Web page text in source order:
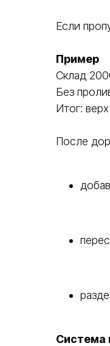
Если
Пример
Склад
Без
Итог:
После
Система